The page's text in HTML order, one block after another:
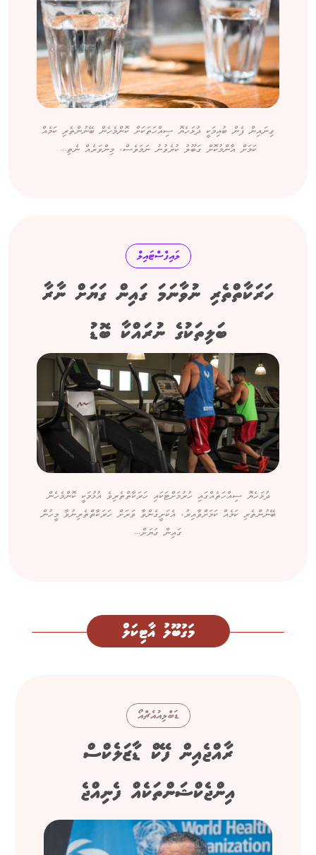
ގިނައިން ފެން ބުއިމަކީ ދުޅަހެޔޮ ސިއްހަތަކަށް ކޮންމެހެން ބޭނުންތެރި ކަމެއް
ކަމަށް އާންމުކޮށް ގަބޫލު ކުރެވުނު ނަމަވެސް، މިންވަރެއް ނެތި...
ލައިފްސްޓައިލް
ހަރަކާތްތެރި ނުވާނަމަ ގައިން ގަޔަށް ނާރާ
ބަލިތަކުގެ ނުރައްކާ ބޮޑު
ދުޅަހެޔޮ ސިއްހަތެއްގައި ހުރުމަށްޓަކައި ހަރަކާތްތެރިވެ އުޅުމަކީ ކޮންމެހެން
ބޭނުންތެރި ކަމެއް ކަމަށްވާއިރު، އެކަށީގެންވާ ވަރަށް ހަރަކާތްތެރިނުވާ މީހުން
ގައިން ގަޔަށް...
މަގުބޫލު އާޓިކަލް
ޑަބްލިއުއެޗްއޯ
ރާއްޖެއިން ފޭކް ޑާޒަލެކްސް
އިންޖެކްޝަންތަކެއް ފެނިއްޖެ